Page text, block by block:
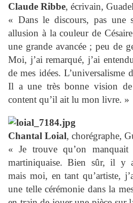
Claude Ribbe, écrivain,
« Dans le discours, pas une
allusion à la couleur de
une grande avancée ; peu de
Moi, j’ai remarqué, j’ai
de mes idées. L’universalisme
Il a une très bonne vision
content qu’il ait lu mon livre. »
Chantal Loial, chorégraphe,
« Je trouve qu’on manquait
martiniquaise. Bien sûr, il y
mais moi, en tant qu’artiste,
une telle cérémonie dans la